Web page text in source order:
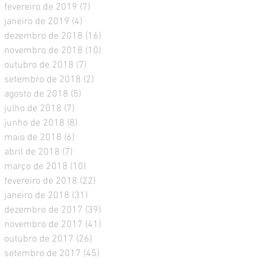
fevereiro de 2019 (7)
janeiro de 2019 (4)
dezembro de 2018 (16)
novembro de 2018 (10)
outubro de 2018 (7)
setembro de 2018 (2)
agosto de 2018 (5)
julho de 2018 (7)
junho de 2018 (8)
maio de 2018 (6)
abril de 2018 (7)
março de 2018 (10)
fevereiro de 2018 (22)
janeiro de 2018 (31)
dezembro de 2017 (39)
novembro de 2017 (41)
outubro de 2017 (26)
setembro de 2017 (45)